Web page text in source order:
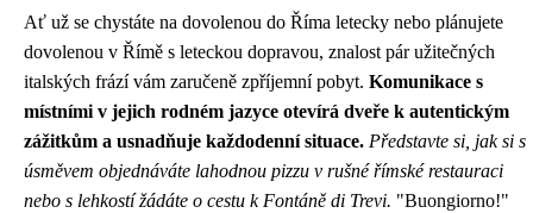
Ať už se chystáte na dovolenou do Říma letecky nebo plánujete
dovolenou v Římě s leteckou dopravou, znalost pár užitečných
italských frází vám zaručeně zpříjemní pobyt. Komunikace s
místními v jejich rodném jazyce otevírá dveře k autentickým
zážitkům a usnadňuje každodenní situace. Představte si, jak si s
úsměvem objednáváte lahodnou pizzu v rušné římské restauraci
nebo s lehkostí žádáte o cestu k Fontáně di Trevi. "Buongiorno!"